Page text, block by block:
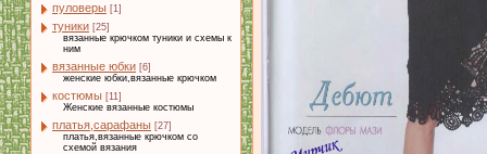
пуловеры [1]
туники [25]
вязанные крючком туники и схемы к
ним
вязанные юбки [6]
женские юбки,вязанные крючком
костюмы [11]
Женские вязанные костюмы
платья,сарафаны [27]
платья,вязанные крючком со
схемой вязания